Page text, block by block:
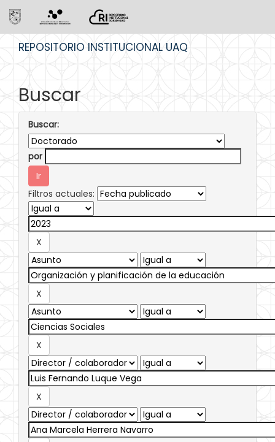
REPOSITORIO INSTITUCIONAL UAQ
Buscar
Buscar:
por
Filtros actuales: